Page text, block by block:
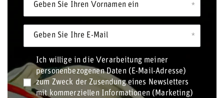
Geben Sie Ihren Vornamen ein
Geben Sie Ihre E-Mail
Ich willige in die Verarbeitung meiner
personenbezogenen Daten (E-Mail-Adresse)
zum Zweck der Zusendung eines Newsletters
mit kommerziellen Informationen (Marketing)